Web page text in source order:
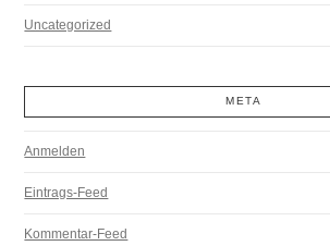
Uncategorized
META
Anmelden
Eintrags-Feed
Kommentar-Feed